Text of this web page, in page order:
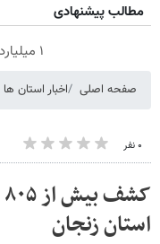
مطالب پیشنهادی
۱ میلیارد اعتبار خرید طلا | بدون ضامن و چک
صفحه اصلی اخبار استان ها
۰ نفر
استان زنجان